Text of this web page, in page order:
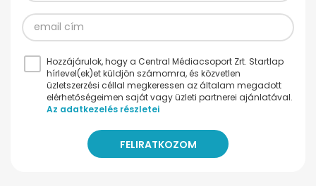
Hozzájárulok, hogy a Central Médiacsoport Zrt. Startlap
hírlevel(ek)et küldjön számomra, és közvetlen
üzletszerzési céllal megkeressen az általam megadott
elérhetőségeimen saját vagy üzleti partnerei ajánlatával.
Az adatkezelés részletei